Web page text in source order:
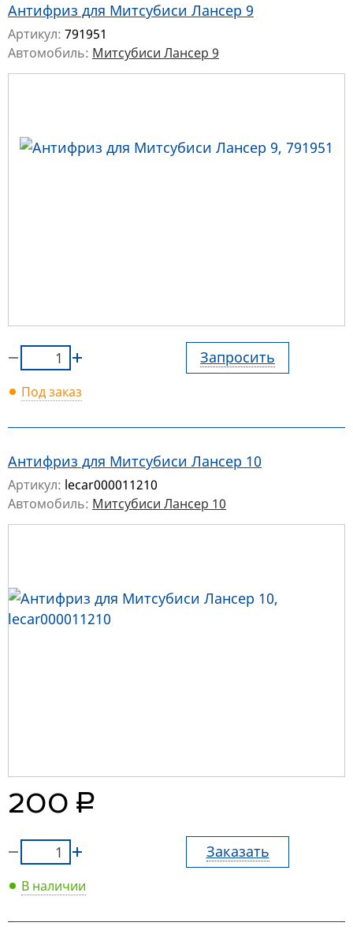
Антифриз для Митсубиси Лансер 9
Артикул: 791951
Автомобиль: Митсубиси Лансер 9
Запросить
Под заказ
Антифриз для Митсубиси Лансер 10
Артикул: lecar000011210
Автомобиль: Митсубиси Лансер 10
200 руб.
Заказать
В наличии